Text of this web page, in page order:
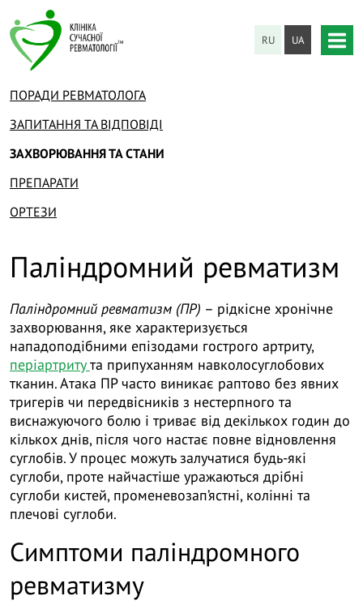
RU UA
ПОРАДИ РЕВМАТОЛОГА
ЗАПИТАННЯ ТА ВІДПОВІДІ
ЗАХВОРЮВАННЯ ТА СТАНИ
ПРЕПАРАТИ
ОРТЕЗИ
Паліндромний ревматизм
Паліндромний ревматизм (ПР) – рідкісне хронічне
захворювання, яке характеризується
нападоподібними епізодами гострого артриту,
періартритута припуханням навколосуглобових
тканин. Атака ПР часто виникає раптово без явних
тригерів чи передвісників з нестерпного та
виснажуючого болю і триває від декількох годин до
кількох днів, після чого настає повне відновлення
суглобів. У процес можуть залучатися будь-які
суглоби, проте найчастіше уражаються дрібні
суглоби кистей, променевозап’ястні, колінні та
плечові суглоби.
Симптоми паліндромного
ревматизму